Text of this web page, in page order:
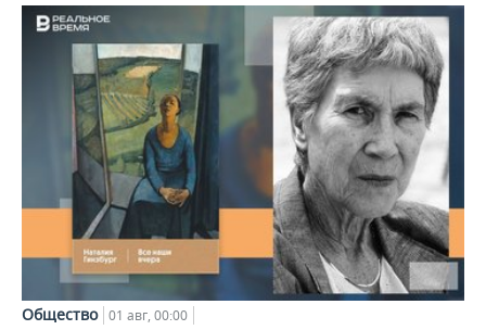
Общество 01 авг, 00:00